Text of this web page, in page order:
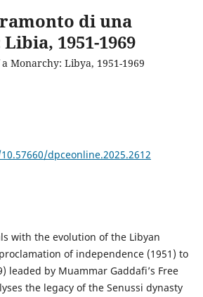
di una
1951-1969
Monarchy: Libya, 1951-1969
dpceonline.2025.2612
with the evolution of the Libyan
of independence (1951) to
leaded by Muammar Gaddafi’s Free
the legacy of the Senussi dynasty